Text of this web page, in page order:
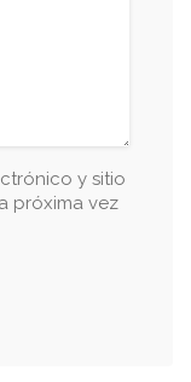
y sitio
próxima vez